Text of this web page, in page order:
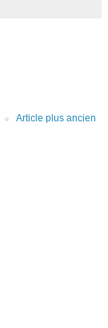
Article plus ancien